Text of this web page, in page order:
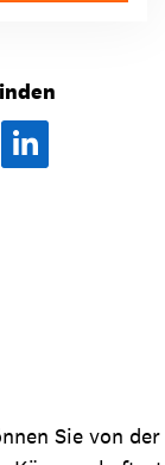
Sie von